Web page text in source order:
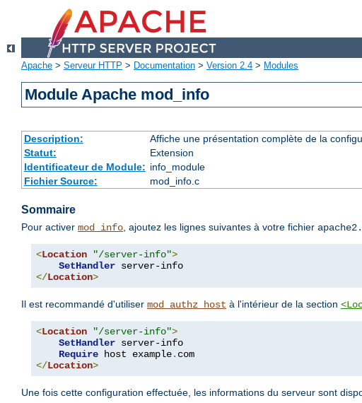
Apache > Serveur HTTP > Documentation > Version 2.4 > Modules
Module Apache mod_info
Description:
Affiche une présentation complète de la
Statut:
Extension
Identificateur de Module: info_module
Fichier Source:
mod_info.c
Sommaire
Pour activer mod_info, ajoutez les lignes suivantes à votre fichier
<Location "/server-info">
SetHandler
</Location>
Il est recommandé d'utiliser mod_authz_host à l'intérieur de la section
<Location "/server-info">
SetHandler server-info
Require host example.
</Location>
Une fois cette configuration effectuée, les informations du serveur sont